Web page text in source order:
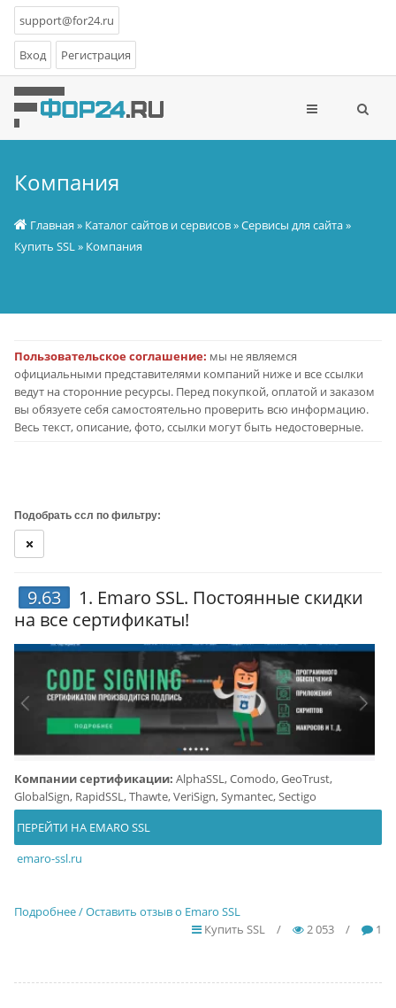
support@for24.ru
Вход Регистрация
Компания
Главная » Каталог сайтов и сервисов»Сервисы для сайта»
Купить SSL» Компания
Пользовательское соглашение: мы не являемся
официальными представителями компаний ниже и все ссылки
ведут на сторонние ресурсы. Перед покупкой, оплатой и заказом
вы обязуете себя самостоятельно проверить всю информацию.
Весь текст, описание, фото, ссылки могут быть недостоверные.
Подобрать ссл по фильтру:
9.63 1. Emaro SSL. Постоянные скидки
на все сертификаты!
Компании сертификации: AlphaSSL, Comodo, GeoTrust,
GlobalSign, RapidSSL, Thawte, VeriSign, Symantec, Sectigo
ПЕРЕЙТИ НА EMARO SSL
emaro-ssl.ru
Подробнее / Оставить отзыв о Emaro SSL
Купить SSL
/ 2 053 / 1